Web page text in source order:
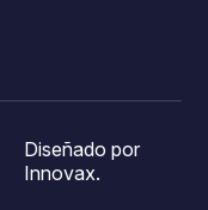
Diseñado por
Innovax.